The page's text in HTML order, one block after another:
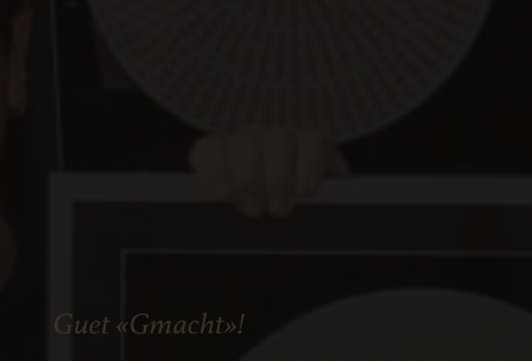
Guet «Gmacht»!